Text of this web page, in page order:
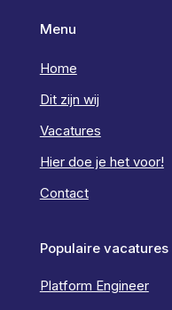
Menu
Home
Dit zijn wij
Vacatures
Hier doe je het voor!
Contact
Populaire vacatures
Platform Engineer